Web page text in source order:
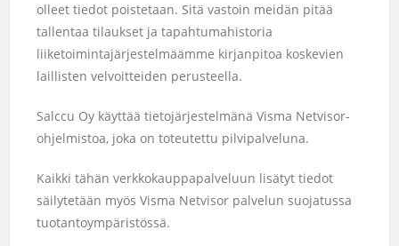
olleet tiedot poistetaan. Sitä vastoin meidän pitää
tallentaa tilaukset ja tapahtumahistoria
liiketoimintajärjestelmäämme kirjanpitoa koskevien
laillisten velvoitteiden perusteella.
Salccu Oy käyttää tietojärjestelmänä Visma Netvisor-
ohjelmistoa, joka on toteutettu pilvipalveluna.
Kaikki tähän verkkokauppapalveluun lisätyt tiedot
säilytetään myös Visma Netvisor palvelun suojatussa
tuotantoympäristössä.